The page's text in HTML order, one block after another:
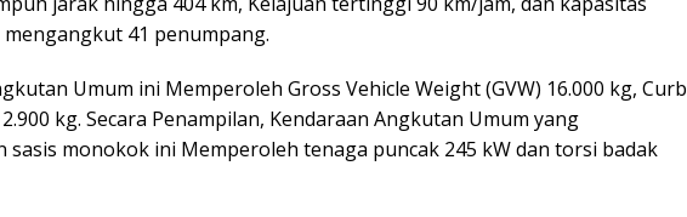
41 penumpang.
Umum ini Memperoleh Gross Vehicle Weight (GVW) 16.000 kg, Curb
kg. Secara Penampilan, Kendaraan Angkutan Umum yang
sasis monokok ini Memperoleh tenaga puncak 245 kW dan torsi badak